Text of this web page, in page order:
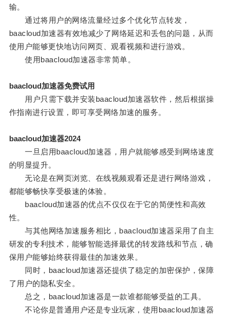
输。
通过将用户的网络流量经过多个优化节点转发，
baacloud加速器有效地减少了网络延迟和丢包的问题，从而
使用户能够更快地访问网页、观看视频和进行游戏。
使用baacloud加速器非常简单。
baacloud加速器免费试用
用户只需下载并安装baacloud加速器软件，然后根据操
作指南进行设置，即可享受网络加速的服务。
baacloud加速器2024
一旦启用baacloud加速器，用户就能够感受到网络速度
的明显提升。
无论是在网页浏览、在线视频观看还是进行网络游戏，
都能够畅快享受极速的体验。
baacloud加速器的优点不仅仅在于它的简便性和高效
性。
与其他网络加速服务相比，baacloud加速器采用了自主
研发的专利技术，能够智能选择最优的转发路线和节点，确
保用户能够始终获得最佳的加速效果。
同时，baacloud加速器还提供了稳定的加密保护，保障
了用户的隐私安全。
总之，baacloud加速器是一款谁都能够受益的工具。
不论你是普通用户还是专业玩家，使用baacloud加速器